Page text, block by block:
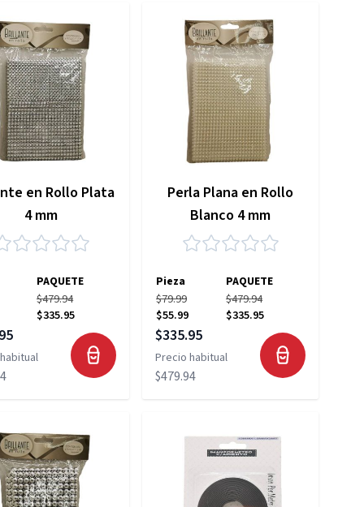
en Rollo Plata
4 mm
PAQUETE
$479.94
$335.95
Perla Plana en Rollo
Blanco 4 mm
Pieza
PAQUETE
$79.99
$55.99
$479.94
$335.95
Precio especial
$335.95
Precio habitual
$479.94